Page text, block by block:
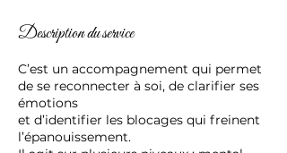
Description du service
C’est un accompagnement qui permet
de se reconnecter à soi, de clarifier ses
émotions
et d’identifier les blocages qui freinent
l’épanouissement.